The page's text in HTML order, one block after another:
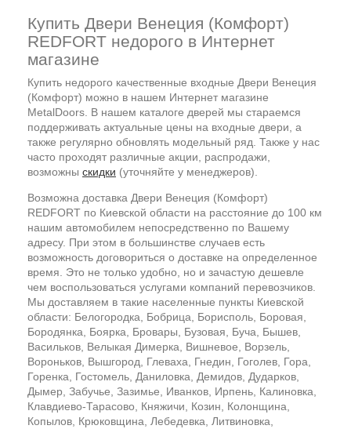
Купить Двери Венеция (Комфорт)
REDFORT недорого в Интернет
магазине
Купить недорого качественные входные Двери Венеция
(Комфорт) можно в нашем Интернет магазине
MetalDoors. В нашем каталоге дверей мы стараемся
поддерживать актуальные цены на входные двери, а
также регулярно обновлять модельный ряд. Также у нас
часто проходят различные акции, распродажи,
возможны скидки (уточняйте у менеджеров).
Возможна доставка Двери Венеция (Комфорт)
REDFORT по Киевской области на расстояние до 100 км
нашим автомобилем непосредственно по Вашему
адресу. При этом в большинстве случаев есть
возможность договориться о доставке на определенное
время. Это не только удобно, но и зачастую дешевле
чем воспользоваться услугами компаний перевозчиков.
Мы доставляем в такие населенные пункты Киевской
области: Белогородка, Бобрица, Борисполь, Боровая,
Бородянка, Боярка, Бровары, Бузовая, Буча, Бышев,
Васильков, Велыкая Димерка, Вишневое, Ворзель,
Вороньков, Вышгород, Глеваха, Гнедин, Гоголев, Гора,
Горенка, Гостомель, Даниловка, Демидов, Дударков,
Дымер, Забучье, Зазимье, Иванков, Ирпень, Калиновка,
Клавдиево-Тарасово, Княжичи, Козин, Колонщина,
Копылов, Крюковщина, Лебедевка, Литвиновка,